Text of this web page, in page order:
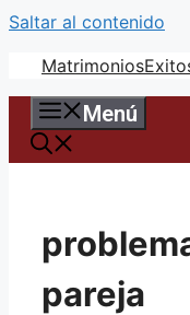
Saltar al contenido
Menú
pareja